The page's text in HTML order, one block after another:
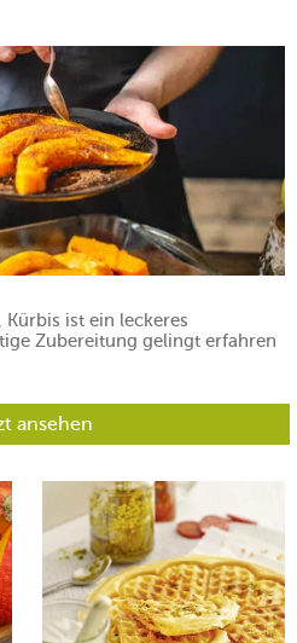
ist ein leckeres
Zubereitung gelingt erfahren
ansehen